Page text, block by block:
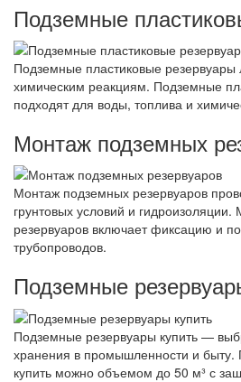
Подземные
Подземные пластиковые резервуары
химическим реакциям. Подземные
подходят для воды, топлива и
Монтаж подземных
Монтаж подземных резервуаров
грунтовых условий и
резервуаров включает фиксацию и
трубопроводов.
Подземные
Подземные резервуары купить —
хранения в промышленности и
купить можно объемом до 50 м³ с